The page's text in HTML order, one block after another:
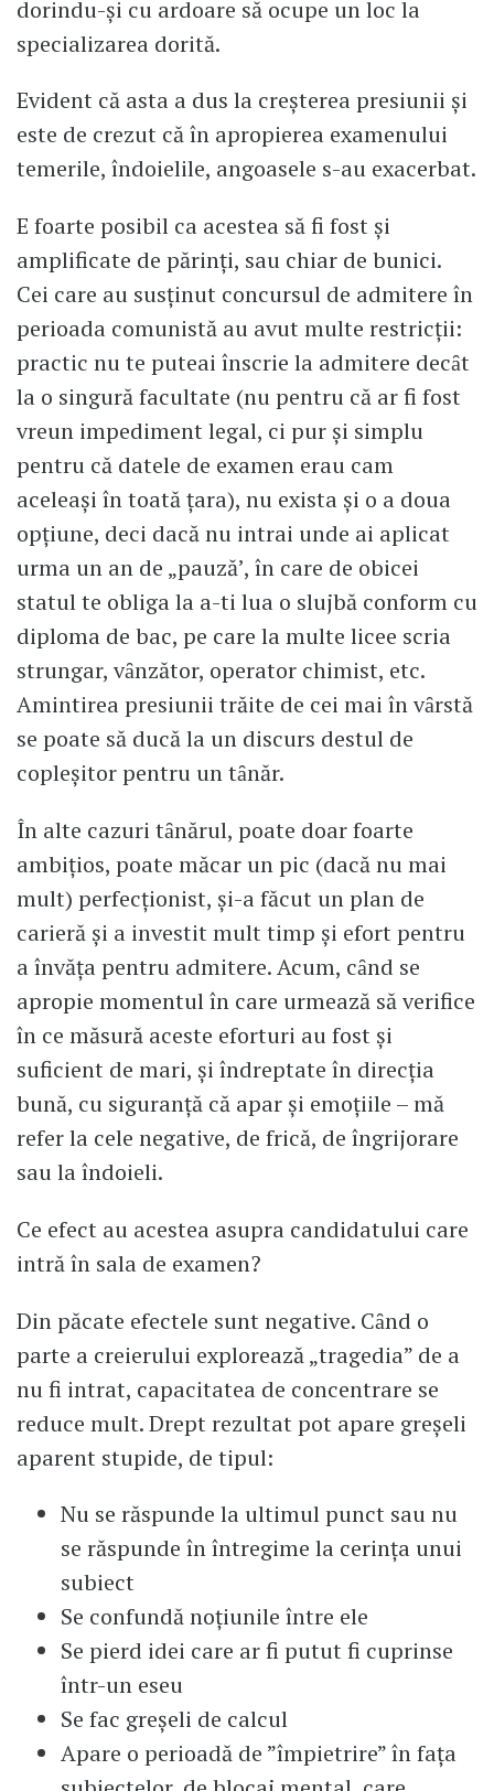
dorindu-şi cu ardoare să ocupe un loc la
specializarea dorită.
Evident că asta a dus la creşterea presiunii şi
este de crezut că în apropierea examenului
temerile, îndoielile, angoasele s-au exacerbat.
E foarte posibil ca acestea să fi fost şi
amplificate de părinţi, sau chiar de bunici.
Cei care au susţinut concursul de admitere în
perioada comunistă au avut multe restricţii:
practic nu te puteai înscrie la admitere decȃt
la o singură facultate (nu pentru că ar fi fost
vreun impediment legal, ci pur şi simplu
pentru că datele de examen erau cam
aceleaşi în toată ţara), nu exista şi o a doua
opţiune, deci dacă nu intrai unde ai aplicat
urma un an de „pauză’, în care de obicei
statul te obliga la a-ti lua o slujbă conform cu
diploma de bac, pe care la multe licee scria
strungar, vȃnzător, operator chimist, etc.
Amintirea presiunii trăite de cei mai în vȃrstă
se poate să ducă la un discurs destul de
copleşitor pentru un tȃnăr.
În alte cazuri tȃnărul, poate doar foarte
ambițios, poate măcar un pic (dacă nu mai
mult) perfecţionist, şi-a făcut un plan de
carieră şi a investit mult timp şi efort pentru
a învăţa pentru admitere. Acum, cȃnd se
apropie momentul în care urmează să verifice
în ce măsură aceste eforturi au fost şi
suficient de mari, şi îndreptate în direcţia
bună, cu siguranţă că apar şi emoţiile – mă
refer la cele negative, de frică, de îngrijorare
sau la îndoieli.
Ce efect au acestea asupra candidatului care
intră în sala de examen?
Din păcate efectele sunt negative. Cȃnd o
parte a creierului explorează „tragedia” de a
nu fi intrat, capacitatea de concentrare se
reduce mult. Drept rezultat pot apare greşeli
aparent stupide, de tipul:
Nu se răspunde la ultimul punct sau nu
se răspunde în întregime la cerinţa unui
subiect
Se confundă noţiunile între ele
Se pierd idei care ar fi putut fi cuprinse
într-un eseu
Se fac greşeli de calcul
Apare o perioadă de ”împietrire” în faţa